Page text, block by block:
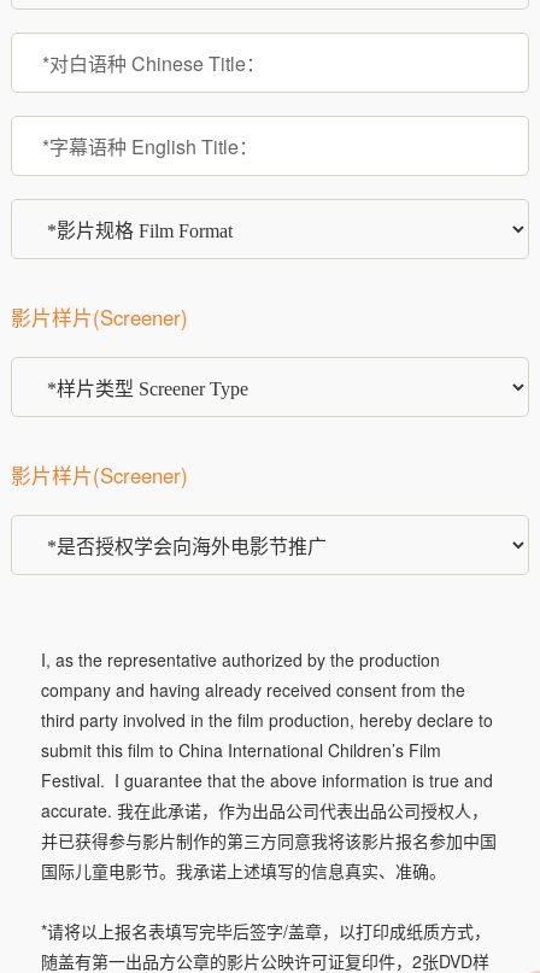
影片样片(Screener)
影片样片(Screener)
I, as the representative authorized by the production
company and having already received consent from the
third party involved in the film production, hereby declare to
submit this film to China International Children’s Film
Festival. I guarantee that the above information is true and
accurate. 我在此承诺，作为出品公司代表出品公司授权人，
并已获得参与影片制作的第三方同意我将该影片报名参加中国
国际儿童电影节。我承诺上述填写的信息真实、准确。
*请将以上报名表填写完毕后签字/盖章，以打印成纸质方式，
随盖有第一出品方公章的影片公映许可证复印件，2张DVD样